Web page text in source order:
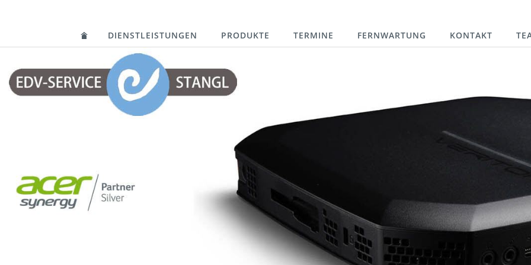
DIENSTLEISTUNGEN PRODUKTE TERMINE FERNWARTUNG KONTAKT